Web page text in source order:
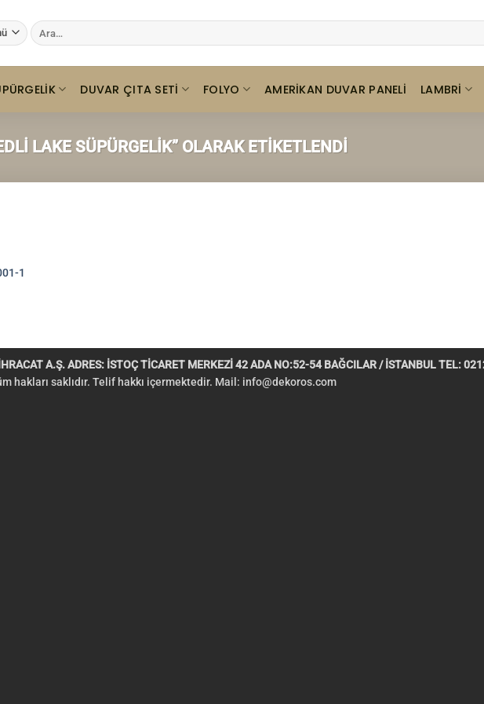
Ara:
DUVAR ÇITA SETI FOLYO AMERIKAN DUVAR PANELI LAMBRI
LAKE SÜPÜRGELIK” OLARAK ETIKETLENDI
1
A.Ş. ADRES: İSTOÇ TİCARET MERKEZİ 42 ADA NO:52-54 BAĞCILAR / İSTANBUL TEL:
hakları saklıdır. Telif hakkı içermektedir. Mail: info@dekoros.com